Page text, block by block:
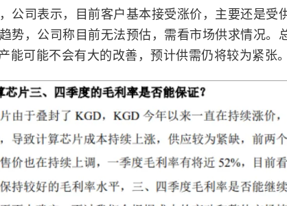
公司表示，目前客户基本接受涨价，主要还是受
势，公司称目前无法预估，需看市场供求情况。
能可能不会有大的改善，预计供需仍将较为紧张。